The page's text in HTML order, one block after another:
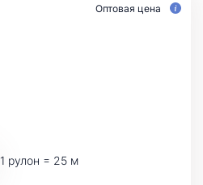
Оптовая цена
1 рулон = 25 м